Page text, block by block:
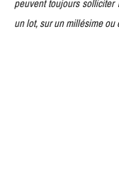
un lot, sur un millésime